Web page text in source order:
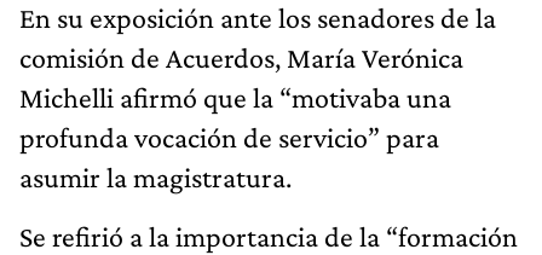
En su exposición ante los senadores de la
comisión de Acuerdos, María Verónica
Michelli afirmó que la “motivaba una
profunda vocación de servicio” para
asumir la magistratura.
Se refirió a la importancia de la “formación